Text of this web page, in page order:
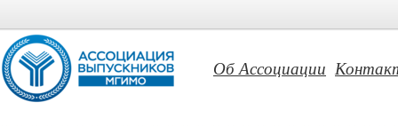
Об Ассоциации